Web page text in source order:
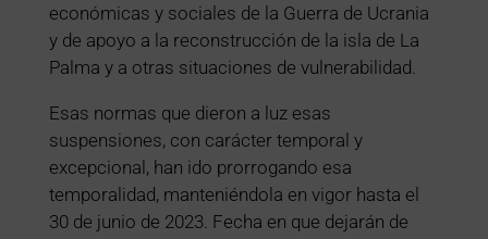
económicas y sociales de la Guerra de Ucrania
y de apoyo a la reconstrucción de la isla de La
Palma y a otras situaciones de vulnerabilidad.
Esas normas que dieron a luz esas
suspensiones, con carácter temporal y
excepcional, han ido prorrogando esa
temporalidad, manteniéndola en vigor hasta el
30 de junio de 2023. Fecha en que dejarán de